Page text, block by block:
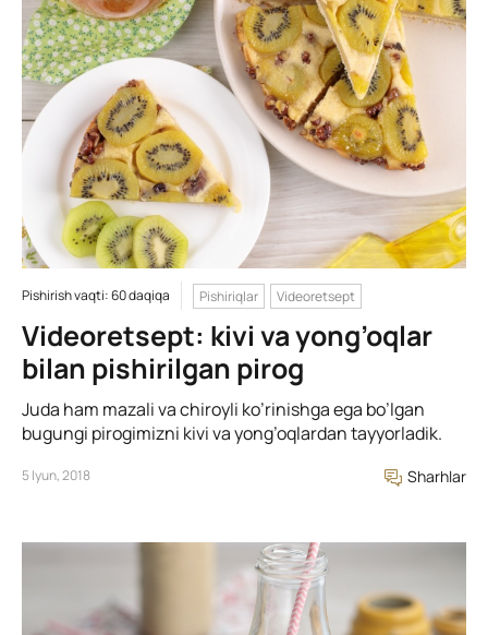
Pishirish vaqti: 60 daqiqa Pishiriqlar Videoretsept
Videoretsept: kivi va yong’oqlar
bilan pishirilgan pirog
Juda ham mazali va chiroyli ko’rinishga ega bo’lgan
bugungi pirogimizni kivi va yong’oqlardan tayyorladik.
5 Iyun, 2018 Sharhlar